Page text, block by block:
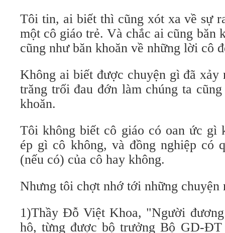
Tôi tin, ai biết thì cũng xót xa về sự
một cô giáo trẻ. Và chắc ai cũng băn
cũng như băn khoăn về những lời cô
Không ai biết được chuyện gì đã xảy
trăng trối đau đớn làm chúng ta
khoăn.
Tôi không biết cô giáo có oan ức gì
ép gì cô không, và đồng nghiệp có
(nếu có) của cô hay không.
Nhưng tôi chợt nhớ tới những chuyện
1)Thầy Đỗ Việt Khoa, "Người
hô, từng được bộ trưởng Bộ GD-